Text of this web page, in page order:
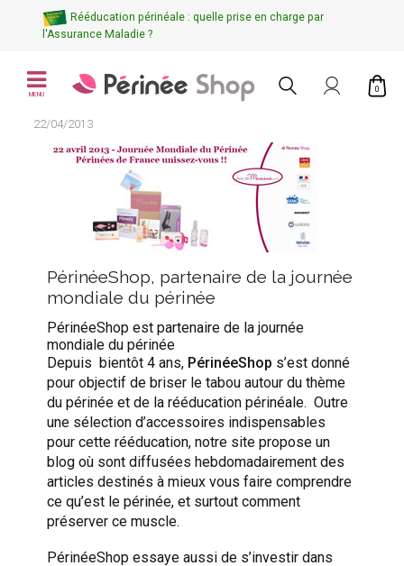
Rééducation périnéale : quelle prise en charge par
l'Assurance Maladie ?
MENU
0
22/04/2013
PérinéeShop, partenaire de la journée
mondiale du périnée
PérinéeShop est partenaire de la journée
mondiale du périnée
Depuis bientôt 4 ans, PérinéeShop s’est donné
pour objectif de briser le tabou autour du thème
du périnée et de la rééducation périnéale. Outre
une sélection d’accessoires indispensables
pour cette rééducation, notre site propose un
blog où sont diffusées hebdomadairement des
articles destinés à mieux vous faire comprendre
ce qu’est le périnée, et surtout comment
préserver ce muscle.
PérinéeShop essaye aussi de s’investir dans